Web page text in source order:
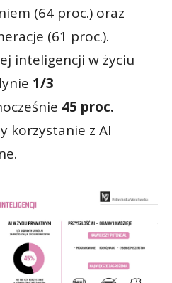
(64 proc.) oraz
(61 proc.).
inteligencji w życiu
1/3
45 proc.
korzystanie z AI